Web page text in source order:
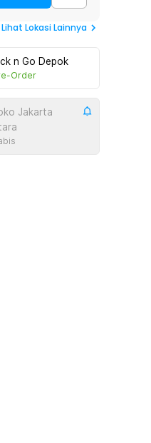
Lihat Lokasi Lainnya
n Go Depok
Order
Jakarta